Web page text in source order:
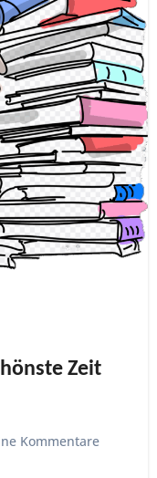
Zeit
Kommentare